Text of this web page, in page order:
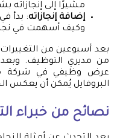
مشيرًا إلى
إضافة إنجازاته: بدأ
وكيف أسهمت في
بعد أسبوعين من
من مديري التوظيف.
عرض وظيفي في شركة
البروفايل يُمكن أن يعكس
نصائح من خبراء